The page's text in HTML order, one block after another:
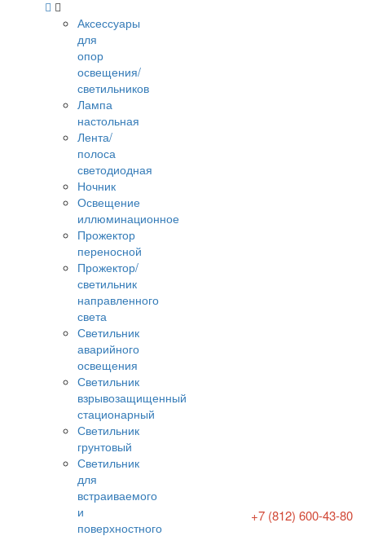
Аксессуары
для
опор
освещения/
светильников
Лампа
настольная
Лента/
полоса
светодиодная
Ночник
Освещение
иллюминационное
Прожектор
переносной
Прожектор/
светильник
направленного
света
Светильник
аварийного
освещения
Светильник
взрывозащищенный
стационарный
Светильник
грунтовый
Светильник
для
встраиваемого
и
поверхностного
+7 (812) 600-43-80